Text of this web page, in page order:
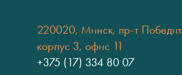
220020, Минск, пр-т
корпус 3, офис 11
+375 (17) 334 80 07